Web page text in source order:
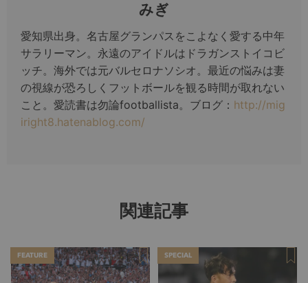
みぎ
愛知県出身。名古屋グランパスをこよなく愛する中年
サラリーマン。永遠のアイドルはドラガンストイコビ
ッチ。海外では元バルセロナソシオ。最近の悩みは妻
の視線が恐ろしくフットボールを観る時間が取れない
こと。愛読書は勿論footballista。ブログ： http://mig
iright8.hatenablog.com/
関連記事
FEATURE SPECIAL